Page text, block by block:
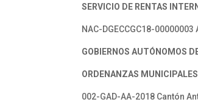
SERVICIO DE RENTAS
NAC-DGECCGC18-
GOBIERNOS AUTÓNOMOS
ORDENANZAS
002-GAD-AA-2018 Cantón